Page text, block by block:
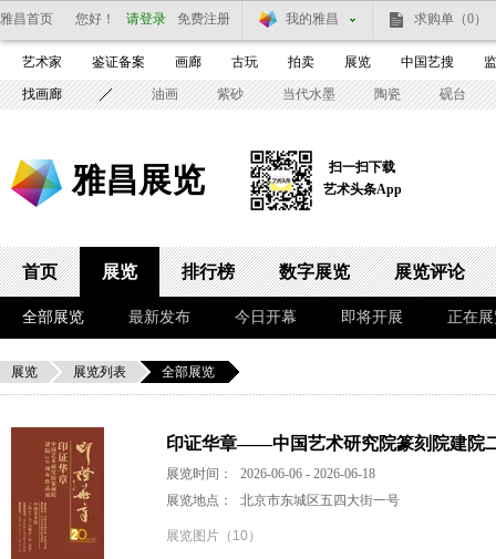
雅昌首页 您好！ 请登录 免费注册 我的雅昌 求购单 （0）
艺术家 鉴证备案 画廊 古玩 拍卖 展览 中国艺搜
找画廊 油画 紫砂 当代水墨 陶瓷 砚台
雅昌展览
扫一扫下载
艺术头条App
首页 展览 排行榜 数字展览 展览评论
全部展览 最新发布 今日开幕 即将开展 正在
展览 展览列表 全部展览
印证华章——中国艺术研究院篆刻院建院
展览时间：
2026-06-06 - 2026-06-18
展览地点：
北京市东城区五四大街一号
展览图片（10）